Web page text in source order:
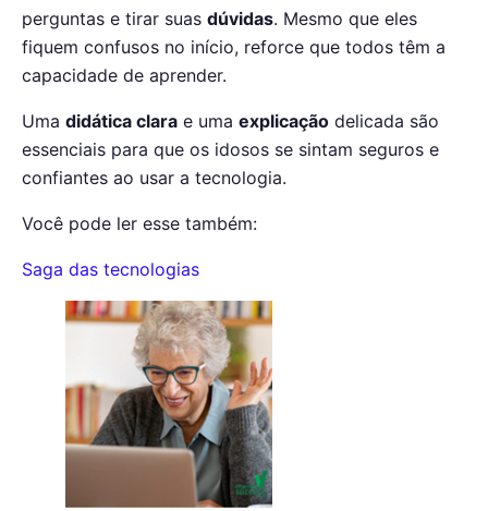
perguntas e tirar suas dúvidas. Mesmo que eles
fiquem confusos no início, reforce que todos têm a
capacidade de aprender.
Uma didática clara e uma explicação delicada são
essenciais para que os idosos se sintam seguros e
confiantes ao usar a tecnologia.
Você pode ler esse também:
Saga das tecnologias